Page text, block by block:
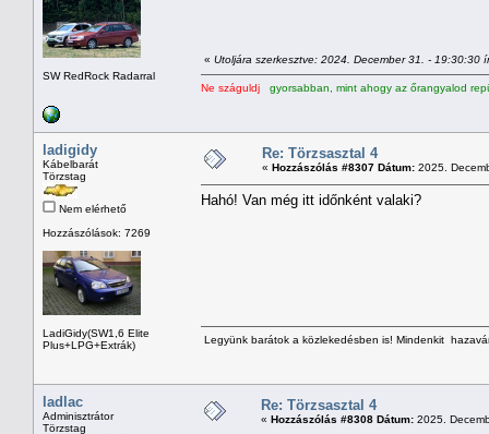
SW RedRock Radarral
« Utoljára szerkesztve: 2024. December 31. - 19:30:30
Ne száguldj gyorsabban, mint ahogy az őrangyalod
ladigidy
Kábelbarát
Törzstag
Nem elérhető
Hozzászólások: 7269
LadiGidy(SW1,6 Elite
Plus+LPG+Extrák)
Re: Törzsasztal 4
« Hozzászólás #8307 Dátum: 2025.
Hahó! Van még itt időnként valaki?
Legyünk barátok a közlekedésben is! Mindenkit
ladlac
Adminisztrátor
Törzstag
Re: Törzsasztal 4
« Hozzászólás #8308 Dátum: 2025.